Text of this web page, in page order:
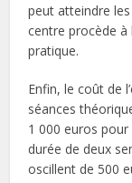
peut atteindre
centre procède
pratique.
Enfin, le coût de
séances
1 000 euros pour
durée de deux
oscillent de 500